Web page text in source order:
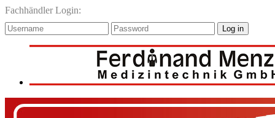
Fachhändler Login:
Log in